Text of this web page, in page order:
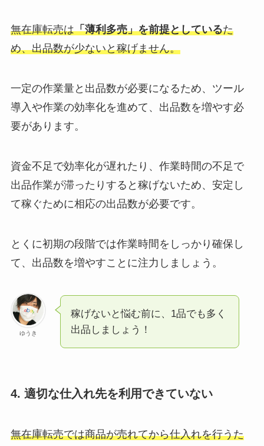
無在庫転売は「薄利多売」を前提としているた
め、出品数が少ないと稼げません。
一定の作業量と出品数が必要になるため、ツール
導入や作業の効率化を進めて、出品数を増やす必
要があります。
資金不足で効率化が遅れたり、作業時間の不足で
出品作業が滞ったりすると稼げないため、安定し
て稼ぐために相応の出品数が必要です。
とくに初期の段階では作業時間をしっかり確保し
て、出品数を増やすことに注力しましょう。
ゆうき
稼げないと悩む前に、1品でも多く
出品しましょう！
4. 適切な仕入れ先を利用できていない
無在庫転売では商品が売れてから仕入れを行うた